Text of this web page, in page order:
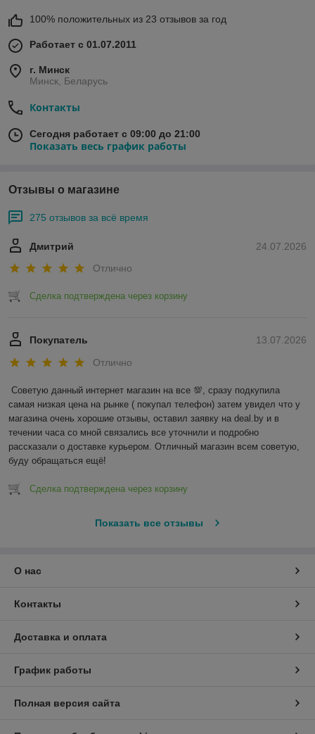
100% положительных из 23 отзывов за год
Работает с 01.07.2011
г. Минск
Минск, Беларусь
Контакты
Сегодня работает с 09:00 до 21:00
Показать весь график работы
Отзывы о магазине
275 отзывов за всё время
24.07.2026
Дмитрий
Отлично
Сделка подтверждена через корзину
13.07.2026
Покупатель
Отлично
Советую данный интернет магазин на все 💯, сразу подкупила
самая низкая цена на рынке ( покупал телефон) затем увидел что у
магазина очень хорошие отзывы, оставил заявку на deal.by и в
течении часа со мной связались все уточнили и подробно
рассказали о доставке курьером. Отличный магазин всем советую,
буду обращаться ещё!
Сделка подтверждена через корзину
Показать все отзывы
О нас
Контакты
Доставка и оплата
График работы
Полная версия сайта